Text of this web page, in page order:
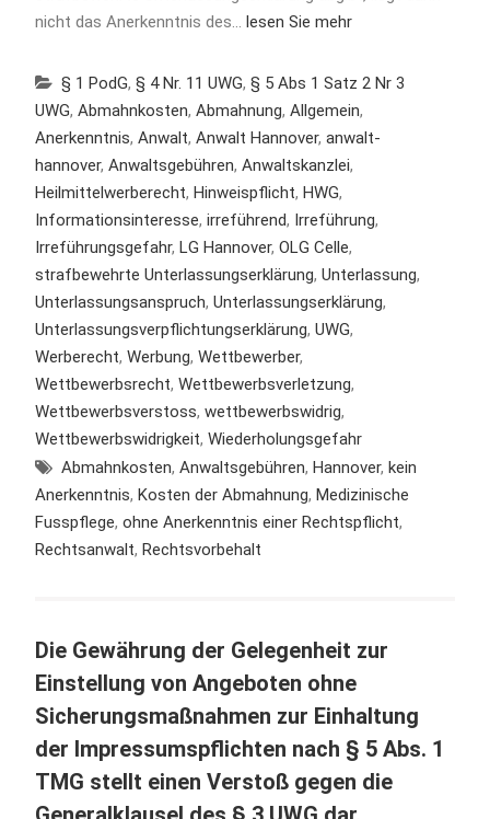
nicht das Anerkenntnis des… lesen Sie mehr
§ 1 PodG, § 4 Nr. 11 UWG, § 5 Abs 1 Satz 2 Nr 3
UWG, Abmahnkosten, Abmahnung, Allgemein,
Anerkenntnis, Anwalt, Anwalt Hannover, anwalt-
hannover, Anwaltsgebühren, Anwaltskanzlei,
Heilmittelwerberecht, Hinweispflicht, HWG,
Informationsinteresse, irreführend, Irreführung,
Irreführungsgefahr, LG Hannover, OLG Celle,
strafbewehrte Unterlassungserklärung, Unterlassung,
Unterlassungsanspruch, Unterlassungserklärung,
Unterlassungsverpflichtungserklärung, UWG,
Werberecht, Werbung, Wettbewerber,
Wettbewerbsrecht, Wettbewerbsverletzung,
Wettbewerbsverstoss, wettbewerbswidrig,
Wettbewerbswidrigkeit, Wiederholungsgefahr
Abmahnkosten, Anwaltsgebühren, Hannover, kein
Anerkenntnis, Kosten der Abmahnung, Medizinische
Fusspflege, ohne Anerkenntnis einer Rechtspflicht,
Rechtsanwalt, Rechtsvorbehalt
Die Gewährung der Gelegenheit zur
Einstellung von Angeboten ohne
Sicherungsmaßnahmen zur Einhaltung
der Impressumspflichten nach § 5 Abs. 1
TMG stellt einen Verstoß gegen die